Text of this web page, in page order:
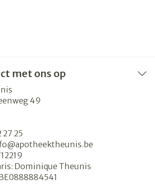
met ons op
49
27 25
apotheektheunis.be
Dominique Theunis